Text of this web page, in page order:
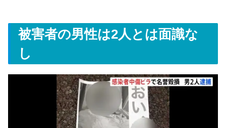
被害者の男性は2人とは面識な
し